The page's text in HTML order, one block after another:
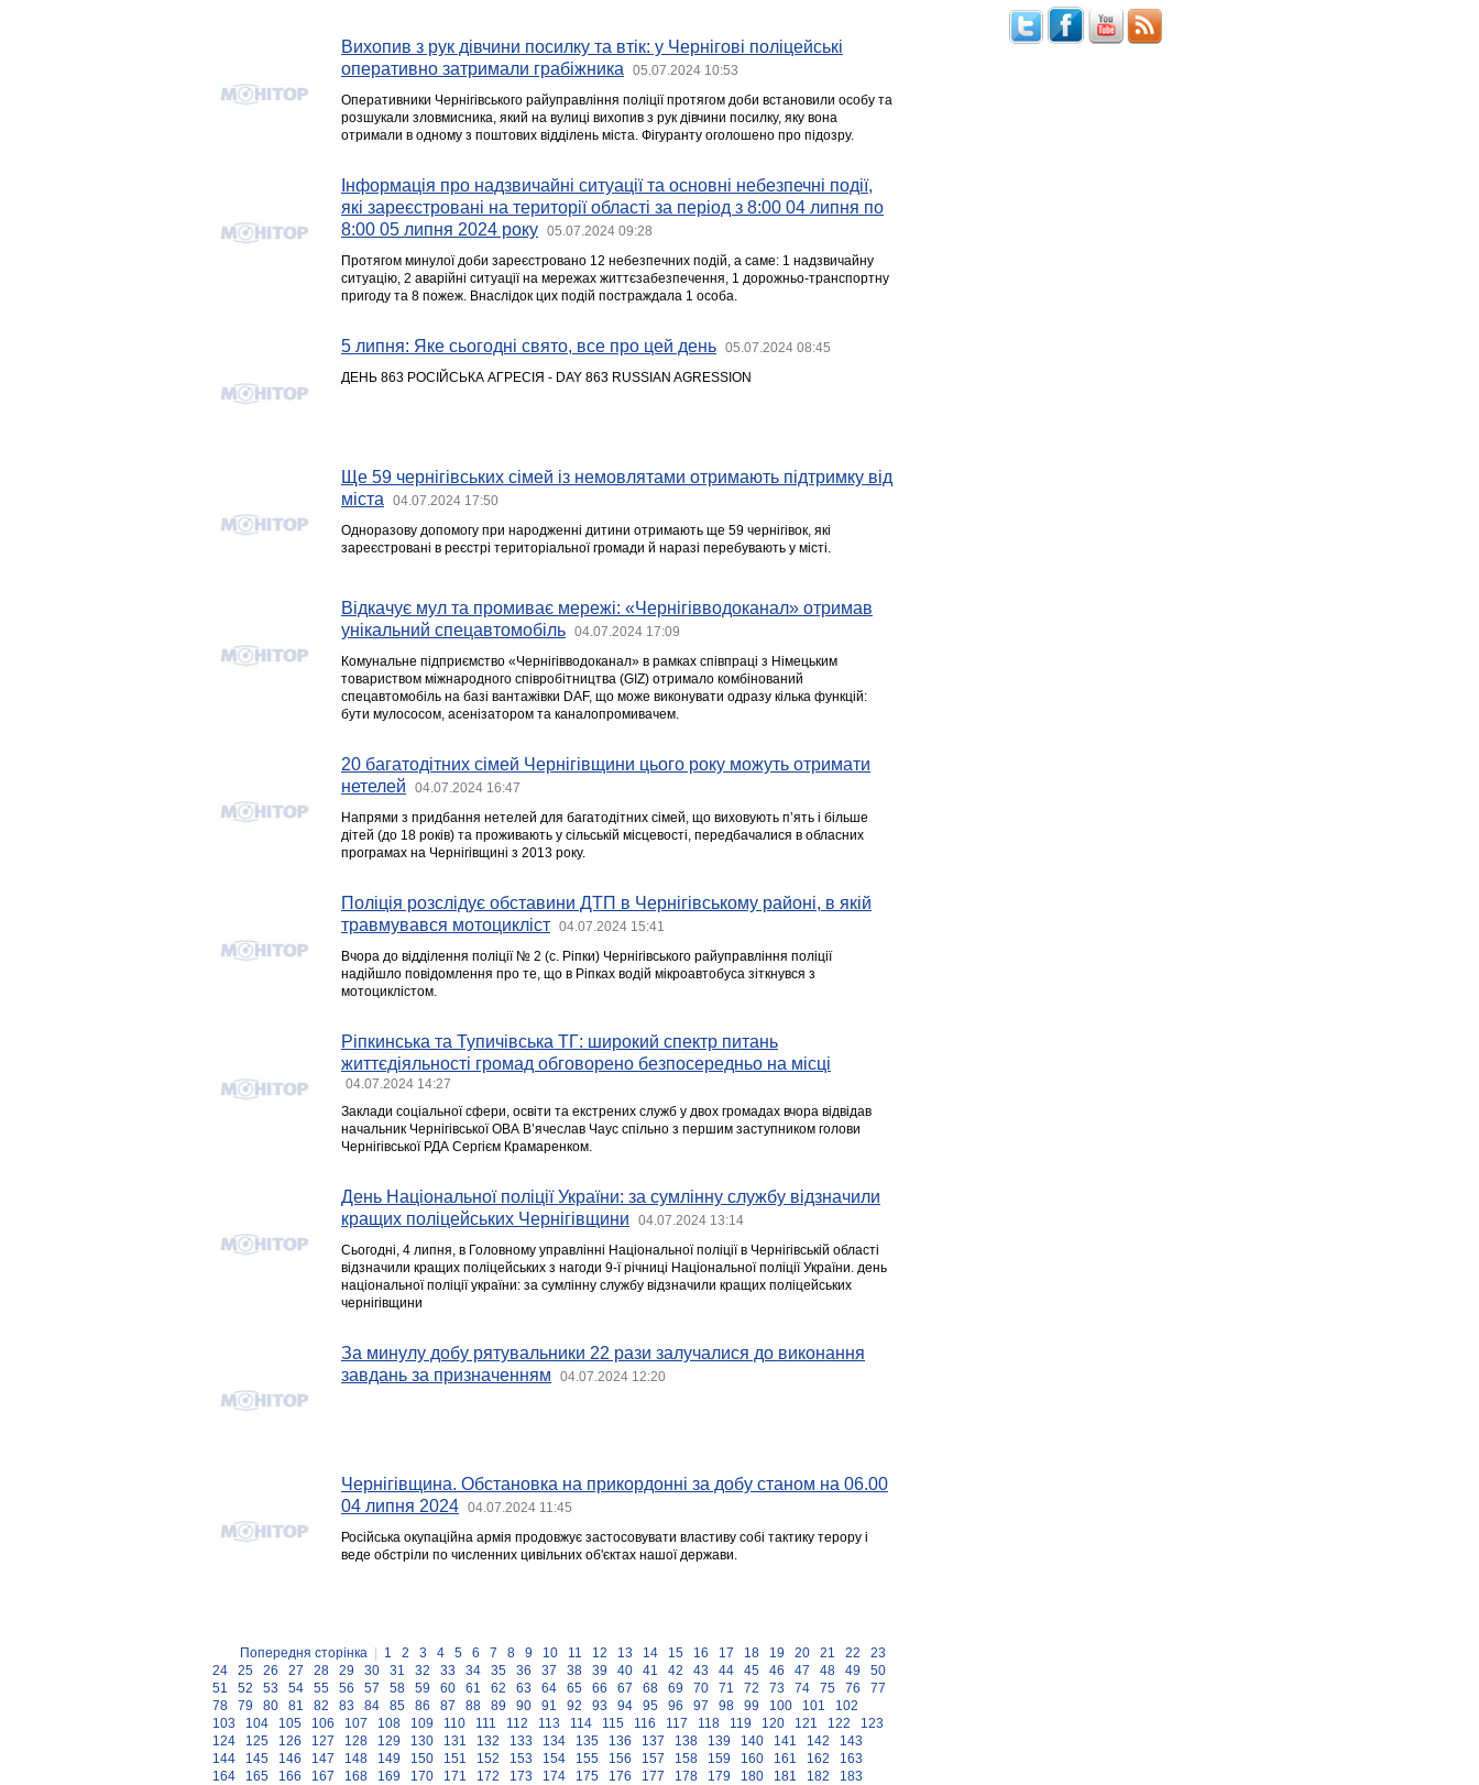
Вихопив з рук дівчини посилку та втік: у Чернігові поліцейські
оперативно затримали грабіжника
05.07.2024 10:53
Оперативники Чернігівського райуправління поліції протягом доби встановили особу та
розшукали зловмисника, який на вулиці вихопив з рук дівчини посилку, яку вона
отримали в одному з поштових відділень міста. Фігуранту оголошено про підозру.
Інформація про надзвичайні ситуації та основні небезпечні події,
які зареєстровані на території області за період з 8:00 04 липня по
8:00 05 липня 2024 року
05.07.2024 09:28
Протягом минулої доби зареєстровано 12 небезпечних подій, а саме: 1 надзвичайну
ситуацію, 2 аварійні ситуації на мережах життєзабезпечення, 1 дорожньо-транспортну
пригоду та 8 пожеж. Внаслідок цих подій постраждала 1 особа.
5 липня: Яке сьогодні свято, все про цей день 05.07.2024 08:45
ДЕНЬ 863 РОСІЙСЬКА АГРЕСІЯ - DAY 863 RUSSIAN AGRESSION
Ще 59 чернігівських сімей із немовлятами отримають підтримку від
міста
04.07.2024 17:50
Одноразову допомогу при народженні дитини отримають ще 59 чернігівок, які
зареєстровані в реєстрі територіальної громади й наразі перебувають у місті.
Відкачує мул та промиває мережі: «Чернігівводоканал» отримав
унікальний спецавтомобіль
04.07.2024 17:09
Комунальне підприємство «Чернігівводоканал» в рамках співпраці з Німецьким
товариством міжнародного співробітництва (GIZ) отримало комбінований
спецавтомобіль на базі вантажівки DAF, що може виконувати одразу кілька функцій:
бути мулососом, асенізатором та каналопромивачем.
20 багатодітних сімей Чернігівщини цього року можуть отримати
нетелей
04.07.2024 16:47
Напрями з придбання нетелей для багатодітних сімей, що виховують п’ять і більше
дітей (до 18 років) та проживають у сільській місцевості, передбачалися в обласних
програмах на Чернігівщині з 2013 року.
Поліція розслідує обставини ДТП в Чернігівському районі, в якій
травмувався мотоцикліст
04.07.2024 15:41
Вчора до відділення поліції № 2 (с. Ріпки) Чернігівського райуправління поліції
надійшло повідомлення про те, що в Ріпках водій мікроавтобуса зіткнувся з
мотоциклістом.
Ріпкинська та Тупичівська ТГ: широкий спектр питань
життєдіяльності громад обговорено безпосередньо на місці
04.07.2024 14:27
Заклади соціальної сфери, освіти та екстрених служб у двох громадах вчора відвідав
начальник Чернігівської ОВА В’ячеслав Чаус спільно з першим заступником голови
Чернігівської РДА Сергієм Крамаренком.
День Національної поліції України: за сумлінну службу відзначили
кращих поліцейських Чернігівщини
04.07.2024 13:14
Сьогодні, 4 липня, в Головному управлінні Національної поліції в Чернігівській області
відзначили кращих поліцейських з нагоди 9-ї річниці Національної поліції України. день
національної поліції україни: за сумлінну службу відзначили кращих поліцейських
чернігівщини
За минулу добу рятувальники 22 рази залучалися до виконання
завдань за призначенням
04.07.2024 12:20
Чернігівщина. Обстановка на прикордонні за добу станом на 06.00
04 липня 2024
04.07.2024 11:45
Російська окупаційна армія продовжує застосовувати властиву собі тактику терору і
веде обстріли по численних цивільних об'єктах нашої держави.
Попередня сторінка 1 2 3 4 5 6 7 8 9 10 11 12 13 14 15 16 17 18 19 20 21 22
23
24
25 26 27 28 29 30 31 32 33 34 35 36 37 38 39 40 41 42 43 44 45 46 47 48 49
50
51
52 53 54 55 56 57 58 59 60 61 62 63 64 65 66 67 68 69 70 71 72 73 74 75 76
77
78
79 80 81 82 83 84 85 86 87 88 89 90 91 92 93 94 95 96 97 98 99 100 101
102
103
104 105 106 107 108 109 110 111 112 113 114 115 116 117 118 119 120 121 122
123
124
125 126 127 128 129 130 131 132 133 134 135 136 137 138 139 140 141 142
143
144
145 146 147 148 149 150 151 152 153 154 155 156 157 158 159 160 161 162
163
164
165 166 167 168 169 170 171 172 173 174 175 176 177 178 179 180 181 182
183